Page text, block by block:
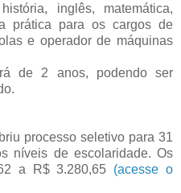
inglês, matemática,
prática para os cargos de
e operador de máquinas
de 2 anos, podendo ser
processo seletivo para 31
níveis de escolaridade. Os
a R$ 3.280,65 (acesse o